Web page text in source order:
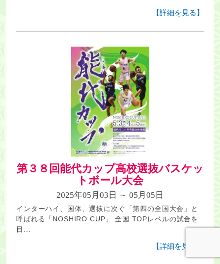
【詳細を見る】
第３８回能代カップ高校選抜バスケッ
トボール大会
2025年05月03日 ～ 05月05日
インターハイ、国体、選抜に次ぐ「第四の全国大会」と
呼ばれる「NOSHIRO CUP」 全国 TOPレベルの試合を
目...
【詳細を見る】